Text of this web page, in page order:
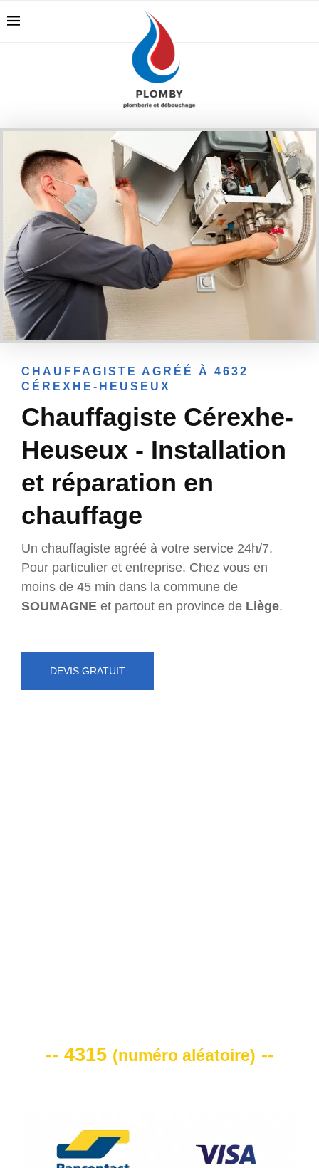
CHAUFFAGISTE AGRÉÉ À 4632
CÉREXHE-HEUSEUX
Chauffagiste Cérexhe-
Heuseux - Installation
et réparation en
chauffage
Un chauffagiste agréé à votre service 24h/7.
Pour particulier et entreprise. Chez vous en
moins de 45 min dans la commune de
SOUMAGNE et partout en province de Liège.
DEVIS GRATUIT
-- 4315 (numéro aléatoire) --